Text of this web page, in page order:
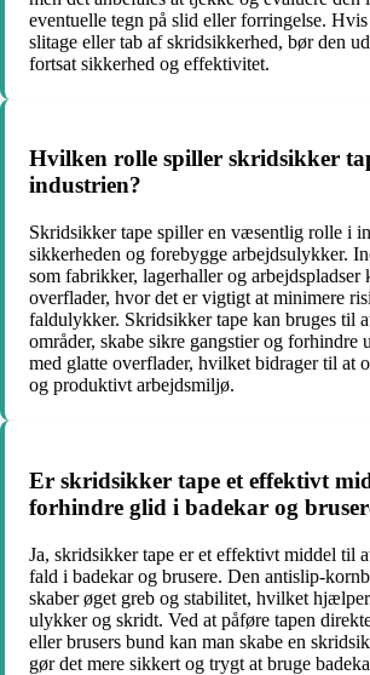
eventuelle tegn på slid eller forringelse.
slitage eller tab af skridsikkerhed, bør den
fortsat sikkerhed og effektivitet.
Hvilken rolle spiller skridsikker
industrien?
Skridsikker tape spiller en væsentlig rolle i
sikkerheden og forebygge arbejdsulykker.
som fabrikker, lagerhaller og arbejdspladser
overflader, hvor det er vigtigt at minimere
faldulykker. Skridsikker tape kan bruges til
områder, skabe sikre gangstier og forhindre
med glatte overflader, hvilket bidrager til at
og produktivt arbejdsmiljø.
Er skridsikker tape et effektivt
forhindre glid i badekar og
Ja, skridsikker tape er et effektivt middel til
fald i badekar og brusere. Den antislip-
skaber øget greb og stabilitet, hvilket
ulykker og skridt. Ved at påføre tapen
eller brusers bund kan man skabe en
gør det mere sikkert og trygt at bruge